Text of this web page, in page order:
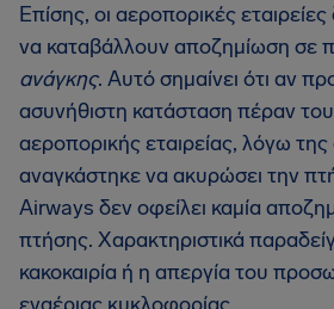
Επίσης, οι αεροπορικές
να καταβάλλουν αποζημίωση σε
ανάγκης. Αυτό σημαίνει ότι αν
ασυνήθιστη κατάσταση πέραν
αεροπορικής εταιρείας, λόγω της
αναγκάστηκε να ακυρώσει την
Airways δεν οφείλει καμία
πτήσης. Χαρακτηριστικά
κακοκαιρία ή η απεργία του